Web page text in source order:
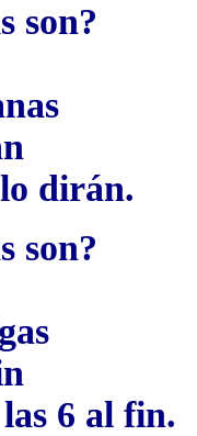
son?
dirán.
son?
6 al fin.